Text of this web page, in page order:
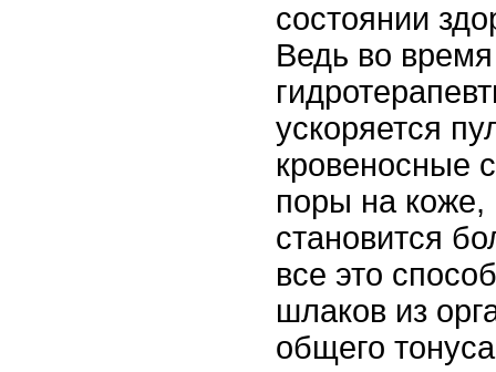
состоянии
Ведь во время
ускоряется
кровеносные
поры на коже,
становится
все это
шлаков из
общего